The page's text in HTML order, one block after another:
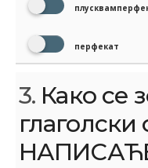
перфекат
3. Како се
глаголски